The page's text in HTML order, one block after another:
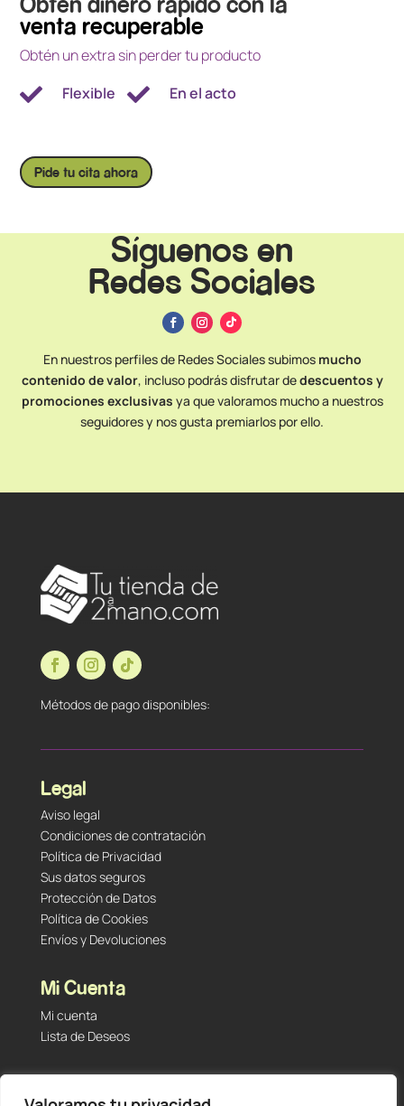
venta recuperable
Obtén un extra sin perder tu producto
 Flexible  En el acto
Pide tu cita ahora
Síguenos en
Redes Sociales
En nuestros perfiles de Redes Sociales subimosmucho
contenido de valor, incluso podrás disfrutar dedescuentos y
promociones exclusivas ya que valoramos mucho a nuestros
seguidores y nos gusta premiarlos por ello.
Métodos de pago disponibles:
Legal
Aviso legal
Condiciones de contratación
Política de Privacidad
Sus datos seguros
Protección de Datos
Política de Cookies
Envíos y Devoluciones
Mi Cuenta
Mi cuenta
Lista de Deseos